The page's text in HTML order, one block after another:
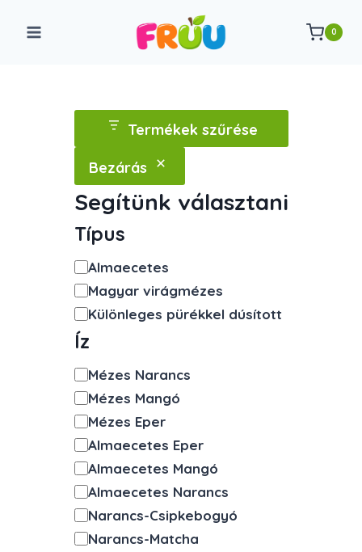
0
Termékek szűrése
Bezárás
Segítünk választani
Típus
Kategória
Almaecetes
Magyar virágmézes
Különleges pürékkel dúsított
Íz
ÍzMézes Narancs
Mézes Mangó
Mézes Eper
Almaecetes Eper
Almaecetes Mangó
Almaecetes Narancs
Narancs-Csipkebogyó
Narancs-Matcha